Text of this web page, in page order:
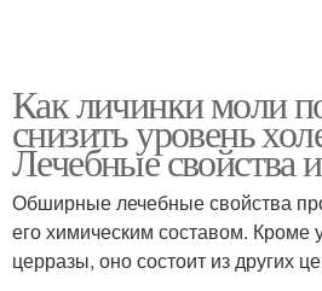
Как личинки моли
снизить уровень
Лечебные свойства
Обширные лечебные свойства
его химическим составом. Кроме
церразы, оно состоит из других